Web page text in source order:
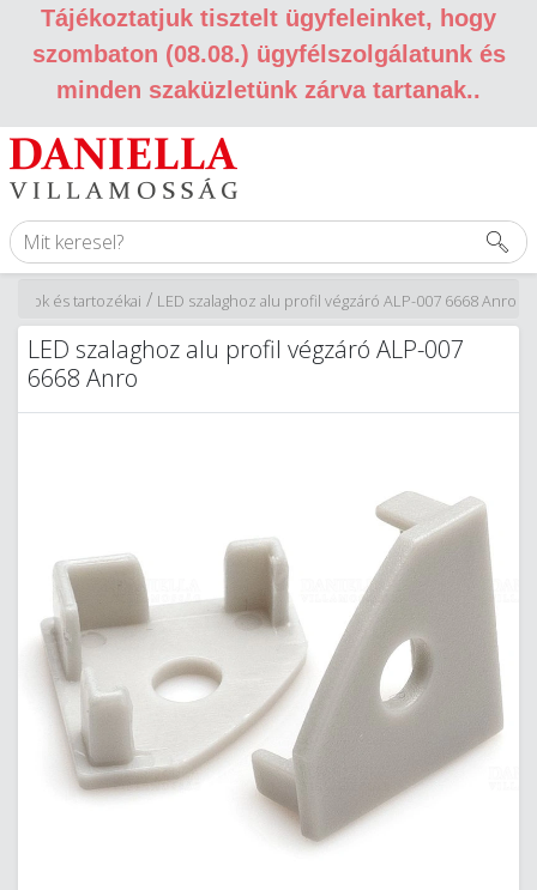
Tájékoztatjuk tisztelt ügyfeleinket, hogy
szombaton (08.08.) ügyfélszolgálatunk és
minden szaküzletünk zárva tartanak..
LED szalaghoz alu profil végzáró ALP-007 6668 Anro
/
és tartozékai
LED szalaghoz alu profil végzáró ALP-007
6668 Anro